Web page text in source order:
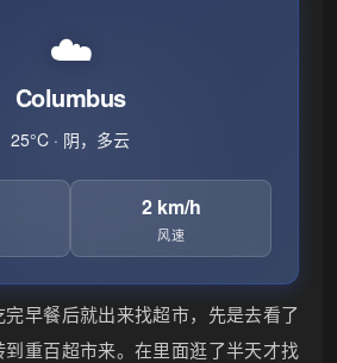
☁️
Columbus
25°C · 阴，多云
2 km/h
风速
早餐后就出来找超市，先是去看了
重百超市来。在里面逛了半天才找